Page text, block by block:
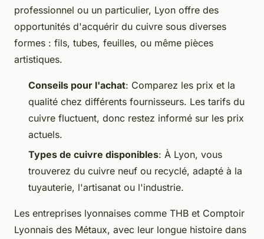
professionnel ou un particulier, Lyon offre des
opportunités d'acquérir du cuivre sous diverses
formes : fils, tubes, feuilles, ou même pièces
artistiques.
Conseils pour l'achat: Comparez les prix et la
qualité chez différents fournisseurs. Les tarifs du
cuivre fluctuent, donc restez informé sur les prix
actuels.
Types de cuivre disponibles: À Lyon, vous
trouverez du cuivre neuf ou recyclé, adapté à la
tuyauterie, l'artisanat ou l'industrie.
Les entreprises lyonnaises comme THB et Comptoir
Lyonnais des Métaux, avec leur longue histoire dans